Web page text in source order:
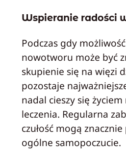
Wspieranie radości
Podczas gdy
nowotworu może być
skupienie się na więzi
pozostaje
nadal cieszy się
leczenia. Regularna
czułość mogą
ogólne samopoczucie.